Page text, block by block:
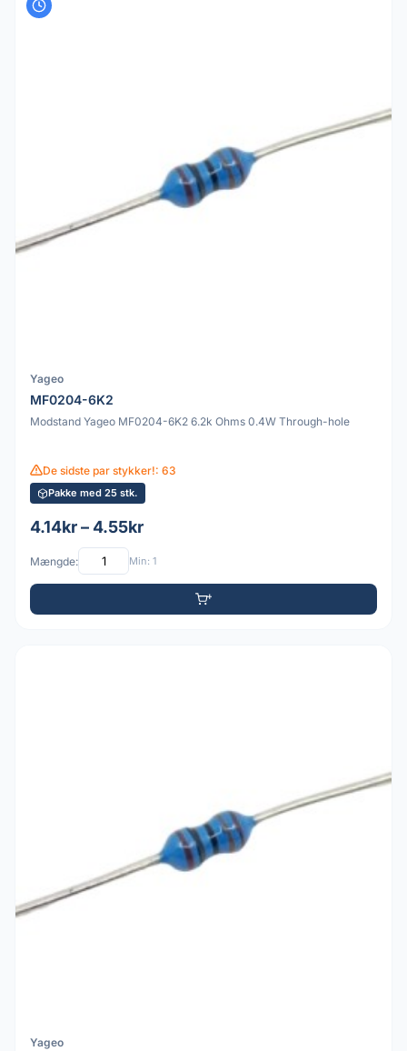
Yageo
MF0204-6K2
Modstand Yageo MF0204-6K2 6.2k Ohms 0.4W Through-hole
De sidste par stykker!: 63
Pakke med 25 stk.
4.14kr – 4.55kr
Mængde: Min: 1
Yageo